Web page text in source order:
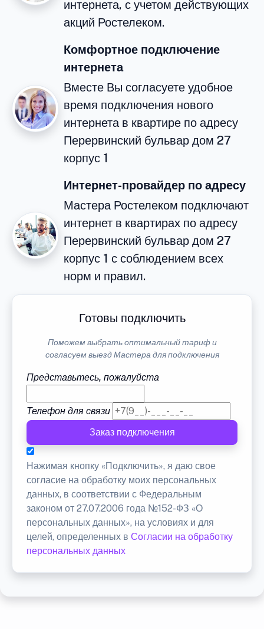
интернета, с учетом действующих
акций Ростелеком.
Комфортное подключение
интернета
Вместе Вы согласуете удобное
время подключения нового
интернета в квартире по адресу
Перервинский бульвар дом 27
корпус 1
Интернет-провайдер по адресу
Мастера Ростелеком подключают
интернет в квартирах по адресу
Перервинский бульвар дом 27
корпус 1 с соблюдением всех
норм и правил.
Готовы подключить
Поможем выбрать оптимальный тариф и
согласуем выезд Мастера для подключения
Представьтесь, пожалуйста
Телефон для связи
Заказ подключения
Нажимая кнопку «Подключить», я даю свое
согласие на обработку моих персональных
данных, в соответствии с Федеральным
законом от 27.07.2006 года №152-ФЗ «О
персональных данных», на условиях и для
целей, определенных в Согласии на обработку
персональных данных